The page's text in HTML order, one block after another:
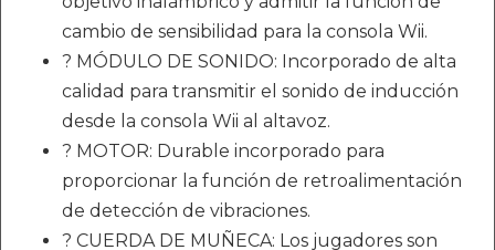
cambio de sensibilidad para la consola Wii.
? MÓDULO DE SONIDO: Incorporado de alta
calidad para transmitir el sonido de inducción
desde la consola Wii al altavoz.
? MOTOR: Durable incorporado para
proporcionar la función de retroalimentación
de detección de vibraciones.
? CUERDA DE MUÑECA: Los jugadores son